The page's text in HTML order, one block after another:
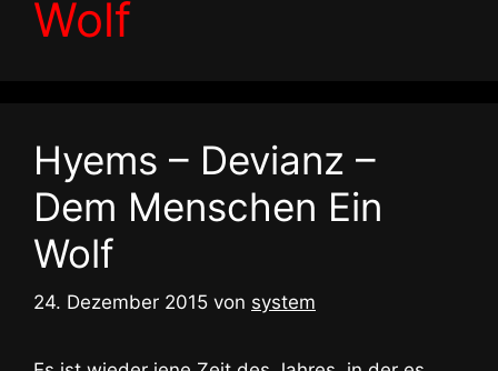
Wolf
Hyems – Devianz –
Dem Menschen Ein
Wolf
24. Dezember 2015 von system